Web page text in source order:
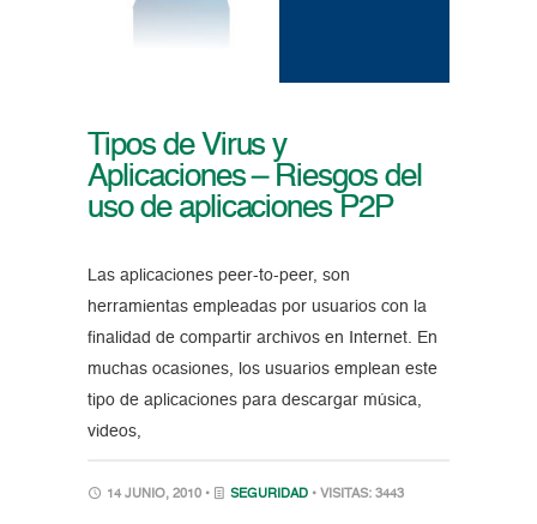
Tipos de Virus y
Aplicaciones – Riesgos del
uso de aplicaciones P2P
Las aplicaciones peer-to-peer, son
herramientas empleadas por usuarios con la
finalidad de compartir archivos en Internet. En
muchas ocasiones, los usuarios emplean este
tipo de aplicaciones para descargar música,
videos,
14 JUNIO, 2010 • SEGURIDAD • VISITAS: 3443